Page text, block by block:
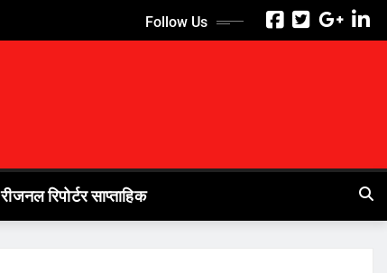
Follow Us
रीजनल रिपोर्टर साप्ताहिक